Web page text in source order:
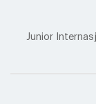
Junior